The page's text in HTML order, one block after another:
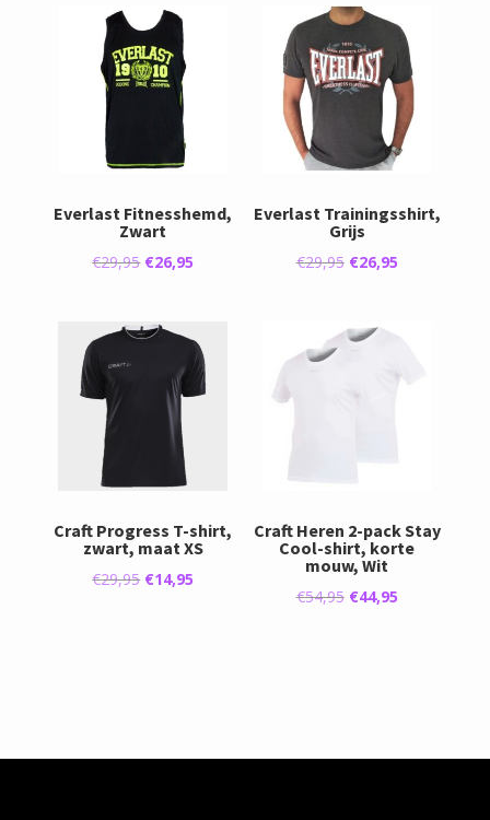
Everlast Fitnesshemd,
Zwart
€29,95 Oorspronkelijke
€29,95.
€26,95
€26,95.
Everlast Trainingsshirt,
Grijs
€29,95 Oorspronkelijke
€29,95.
€26,95Huidige
Craft Progress T-shirt,
zwart, maat XS
€29,95 Oorspronkelijke
€14,95
Craft Heren 2-pack Stay
Cool-shirt, korte
mouw, Wit
€54,95 Oorspronkelijke
€44,95Huidige